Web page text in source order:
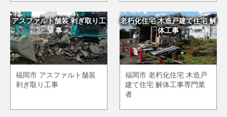
アスファルト舗装 剥ぎ取り工
事
福岡市 アスファルト舗装
剥ぎ取り工事
老朽化住宅 木造戸建て住宅 解
体工事
福岡市 老朽化住宅 木造戸
建て住宅 解体工事専門業
者